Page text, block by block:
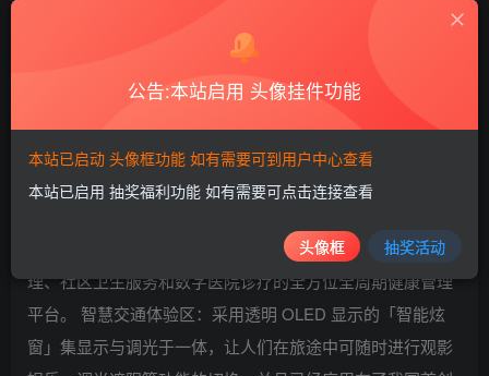
被安排在了北京前门大街。BOE 设计了一座「时间回廊」，
内部展示了京东产品在智慧家居、智慧健康、智慧交通、智
慧办公、智慧文博等创新场景落地展示的成果。 智能家居体
验区：参观者只需「躺」在床上，触发枕头上的压力感应装
置，便可通过 49 英寸 ADS 无界拼接大屏，让你的卧室幻化
各种场景。 智慧健康体验区：通过参与传感搏击游戏，参观
投影互动墙还全面展示了 BOE（京东方）基于个人健康管
理、社区卫生服务和数字医院诊疗的全方位全周期健康管理
平台。 智慧交通体验区：采用透明 OLED 显示的「智能炫
窗」集显示与调光于一体，让人们在旅途中可随时进行观影
公告:本站启用 头像挂件功能
本站已启动 头像框功能 如有需要可到用户中心查看
本站已启用 抽奖福利功能 如有需要可点击连接查看
头像框 抽奖活动